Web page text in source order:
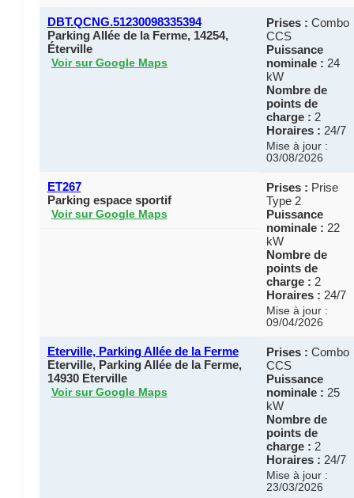
DBT.QCNG.51230098335394
Parking Allée de la Ferme, 14254,
Éterville
Voir sur Google Maps
Prises : Combo
CCS
Puissance
nominale : 24
kW
Nombre de
points de
charge : 2
Horaires : 24/7
Mise à jour :
03/08/2026
ET267
Parking espace sportif
Voir sur Google Maps
Prises : Prise
Type 2
Puissance
nominale : 22
kW
Nombre de
points de
charge : 2
Horaires : 24/7
Mise à jour :
09/04/2026
Eterville, Parking Allée de la Ferme
Eterville, Parking Allée de la Ferme,
14930 Eterville
Voir sur Google Maps
Prises : Combo
CCS
Puissance
nominale : 25
kW
Nombre de
points de
charge : 2
Horaires : 24/7
Mise à jour :
23/03/2026